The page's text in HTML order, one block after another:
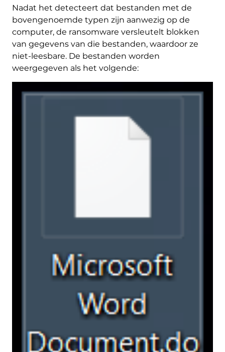
Nadat het detecteert dat bestanden met de
bovengenoemde typen zijn aanwezig op de
computer, de ransomware versleutelt blokken
van gegevens van die bestanden, waardoor ze
niet-leesbare. De bestanden worden
weergegeven als het volgende: